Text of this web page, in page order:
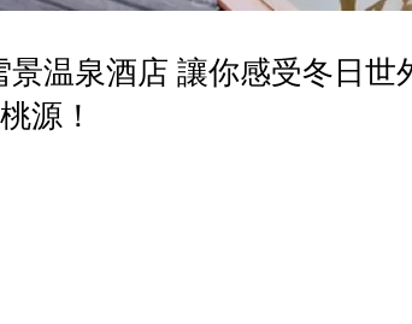
景温泉酒店 讓你感受冬日世
桃源！